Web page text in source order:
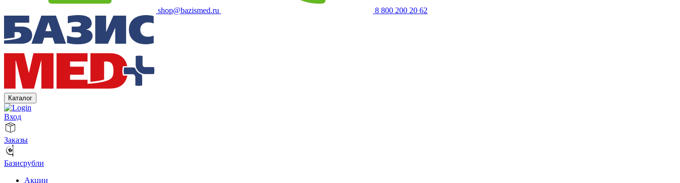
shop@bazismed.ru 8 800 200 20 62
Каталог
Вход
Заказы
Базисрубли
Акции